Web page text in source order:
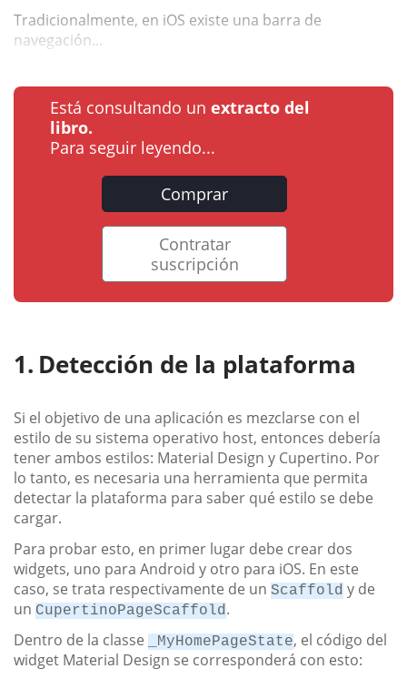
Tradicionalmente, en iOS existe una barra de
navegación...
Está consultando un extracto del
libro.
Para seguir leyendo...
Comprar
Contratar
suscripción
Detección de la plataforma
Si el objetivo de una aplicación es mezclarse con el
estilo de su sistema operativo host, entonces debería
tener ambos estilos: Material Design y Cupertino. Por
lo tanto, es necesaria una herramienta que permita
detectar la plataforma para saber qué estilo se debe
cargar.
Para probar esto, en primer lugar debe crear dos
widgets, uno para Android y otro para iOS. En este
caso, se trata respectivamente de un Scaffold y de
un CupertinoPageScaffold.
Dentro de la classe
_MyHomePageState, el código del
widget Material Design se corresponderá con esto: